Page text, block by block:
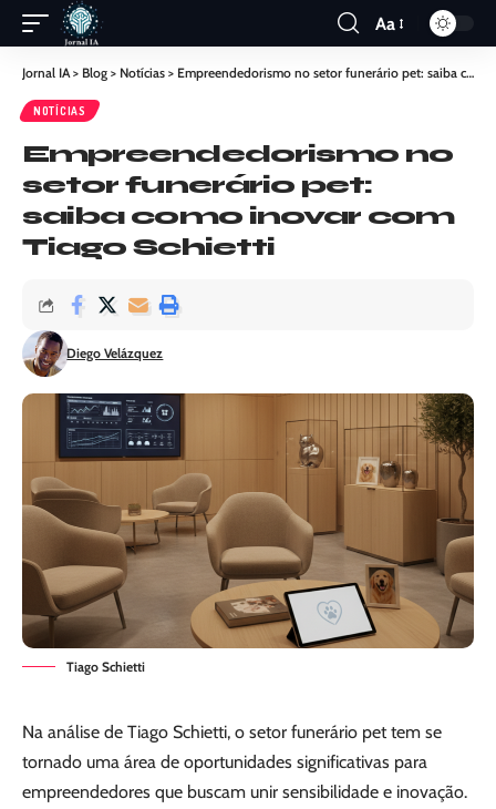
Aa
Jornal IA> Blog > Notícias > Empreendedorismo no setor funerário pet: saiba como inovar com Tiago Schietti
NOTÍCIAS
Empreendedorismo no
setor funerário pet:
saiba como inovar com
Tiago Schietti
Diego Velázquez
Tiago Schietti
Na análise de Tiago Schietti, o setor funerário pet tem se
tornado uma área de oportunidades significativas para
empreendedores que buscam unir sensibilidade e inovação.